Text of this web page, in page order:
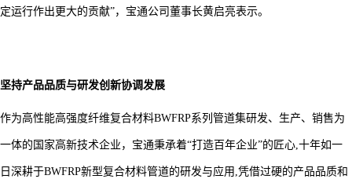
定运行作出更大的贡献”，宝通公司董事长黄启亮表示。
坚持产品品质与研发创新协调发展
作为高性能高强度纤维复合材料BWFRP系列管道集研发、生产、销售为
一体的国家高新技术企业，宝通秉承着“打造百年企业”的匠心,十年如一
日深耕于BWFRP新型复合材料管道的研发与应用,凭借过硬的产品品质和